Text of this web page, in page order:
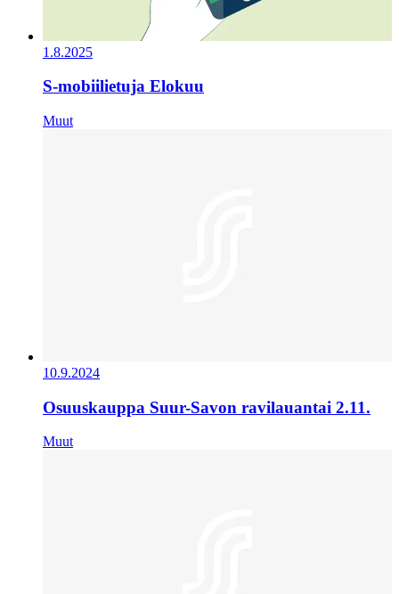
1.8.2025
S-mobiilietuja Elokuu
Muut
10.9.2024
Osuuskauppa Suur-Savon ravilauantai 2.11.
Muut